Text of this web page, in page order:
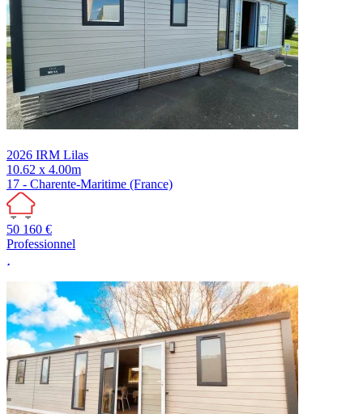
2026 IRM Lilas
10.62 x 4.00m
17 - Charente-Maritime (France)
50 160 €
Professionnel